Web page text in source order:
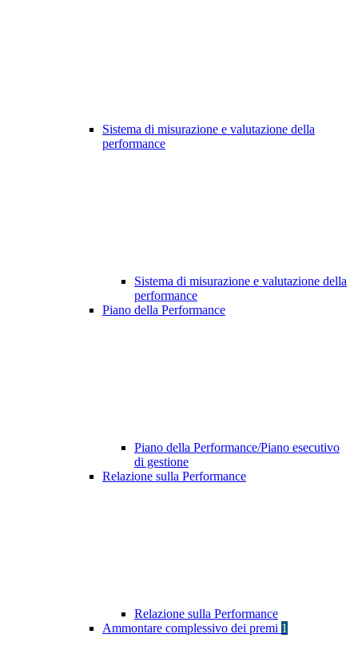
Sistema di misurazione e valutazione della
performance
Sistema di misurazione e valutazione della
performance
Piano della Performance
Piano della Performance/Piano esecutivo
di gestione
Relazione sulla Performance
Relazione sulla Performance
Ammontare complessivo dei premi 1